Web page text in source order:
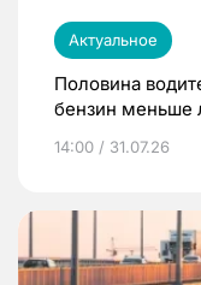
Актуальное
Половина
бензин
14:00 / 31.07.26